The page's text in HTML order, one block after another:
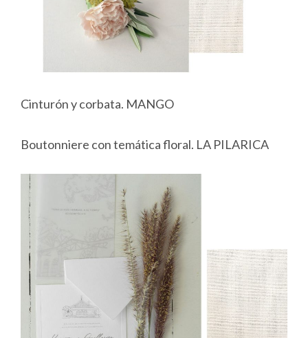
Cinturón y corbata. MANGO
Boutonniere con temática floral. LA PILARICA